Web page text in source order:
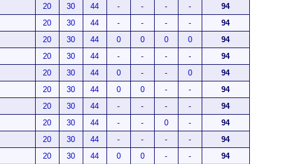
20 30 44 - - - -
94
20 30 44 - - - -
94
20 30 44 0 0 0 0
94
20 30 44 - - - -
94
20 30 44 0 - - 0
94
20 30 44 0 0 - -
94
20 30 44 - - - -
94
20 30 44 - - 0 -
94
20 30 44 - - - -
94
20 30 44 0 0 - -
94